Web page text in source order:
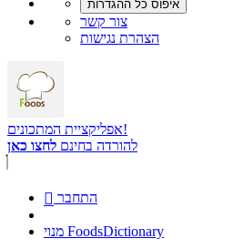
צור קשר
הצהרת נגישות
אפליקציית המתכונים!
להורדה בחינם לחצו כאן
 התחבר
מנוי FoodsDictionary